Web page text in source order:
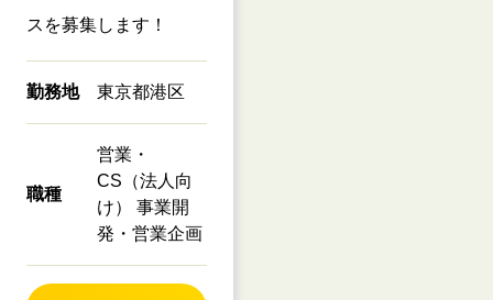
スを募集します！
勤務地 東京都港区
職種
営業・
CS（法人向
け） 事業開
発・営業企画